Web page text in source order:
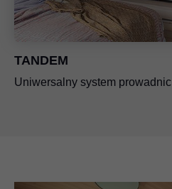
TANDEM
Uniwersalny system prowadnic